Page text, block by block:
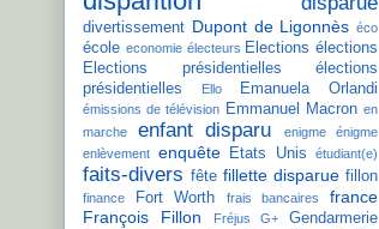
divertissement Dupont de Ligonnès éco
école economie électeurs Elections élections
Elections présidentielles
élections
présidentielles
Ello Emanuela Orlandi
émissions de télévision Emmanuel Macron en
marche
enfant disparu enigme
énigme
enlèvement enquête Etats Unis étudiant(e)
faits-divers fête fillette disparue fillon
finance Fort Worth frais bancaires
france
François Fillon
Fréjus G+ Gendarmerie